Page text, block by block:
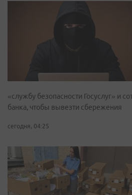
«службу безопасности Госуслуг» и
банка, чтобы вывезти сбережения
сегодня, 04:25